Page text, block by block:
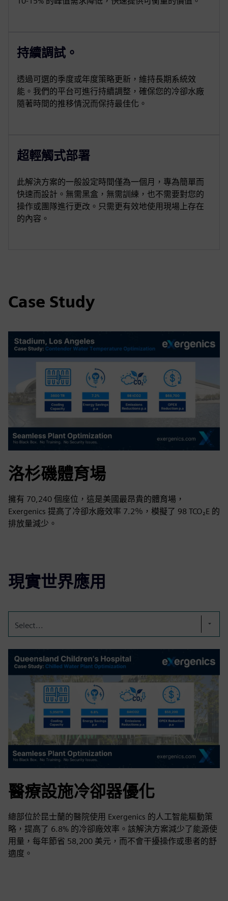
持續調試。
透過可選的季度或年度策略更新，維持長期系統效
能。我們的平台可進行持續調整，確保您的冷卻水廠
隨著時間的推移情況而保持最佳化。
超輕觸式部署
此解決方案的一般設定時間僅為一個月，專為簡單而
快速而設計。無需黑盒，無需訓練，也不需要對您的
操作或團隊進行更改。只需更有效地使用現場上存在
的內容。
Case Study
洛杉磯體育場
擁有 70,240 個座位，這是美國最昂貴的體育場，
Exergenics 提高了冷卻水廠效率 7.2％，模擬了 98 TCO₂E 的
排放量減少。
現實世界應用
Select...
醫療設施冷卻器優化
總部位於昆士蘭的醫院使用 Exergenics 的人工智能驅動策
略，提高了 6.8% 的冷卻廠效率。該解決方案減少了能源使
用量，每年節省 58,200 美元，而不會干擾操作或患者的舒
適度。